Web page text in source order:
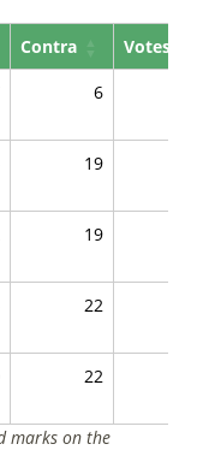
Contra
Votes*
6
19
19
22
22
marks on the